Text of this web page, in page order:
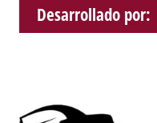
Desarrollado por: